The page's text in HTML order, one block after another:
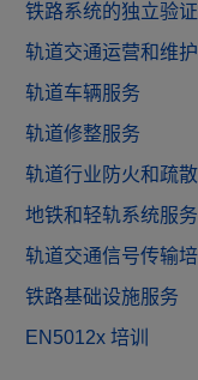
铁路系统的独立验
轨道交通运营和维护
轨道车辆服务
轨道修整服务
轨道行业防火和疏
地铁和轻轨系统服务
轨道交通信号传输培
铁路基础设施服务
EN5012x 培训